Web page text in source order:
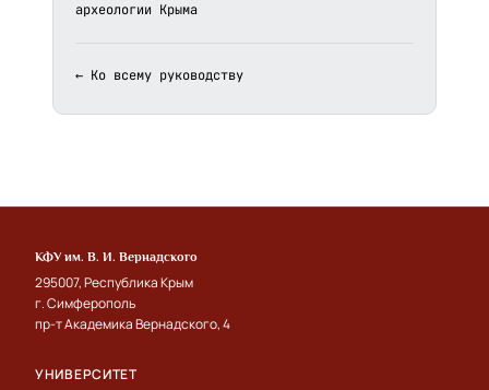
археологии Крыма
← Ко всему руководству
КФУ им. В. И. Вернадского
295007, Республика Крым
г. Симферополь
пр-т Академика Вернадского, 4
УНИВЕРСИТЕТ